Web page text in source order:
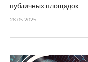
публичных площадок.
28.05.2025